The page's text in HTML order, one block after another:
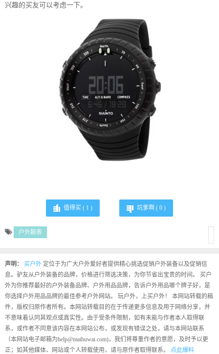
兴趣的买友可以考虑一下。
值得买 ( 1 ) 坑爹啊 ( 0)
户外腕表
声明： 买户外 定位于为广大户外爱好者提供精心挑选促销户外装备以及促销信
息。驴友从户外装备的品牌，价格进行筛选决策，为你节省出宝贵的时间。 买户
外为你推荐最好的户外装备品牌、户外用品品牌，告诉户外用品哪个牌子好，是
你选择户外用品品牌的最佳参考户外网站。 玩户外，上买户外！ 本网站转载的稿
件，版权归原作者所有。本网站转载目的在于传递更多信息及用于网络分享，并
不意味着认同其观点或真实性。由于受条件限制，如有未能与作者本人取得联
系，或作者不同意该内容在本网站公布，或发现有错误之处，请与本网站联系
（本网站电子邮箱为help@maihuwai.com)，我们将尊重作者的意愿，及时予以更
正；如其他媒体、网站或个人转载使用，请与原作者取得联系。 点此爆料